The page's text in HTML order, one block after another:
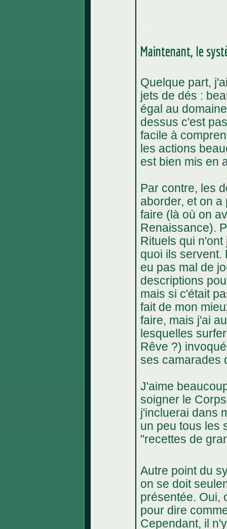
Maintenant, le
Quelque part,
jets de dés :
égal au
dessus c'est
facile à
les actions
est bien mis en
Par contre, les
aborder, et on
faire (là où on
Renaissance).
Rituels qui
quoi ils servent.
eu pas mal de
descriptions
mais si c'était
fait de mon
faire, mais j'ai
lesquelles
Rêve ?)
ses camarades
J'aime
soigner le
j'incluerai dans
un peu tous les
"recettes de
Autre point du
on se doit
présentée. Oui,
pour dire
Cependant, il